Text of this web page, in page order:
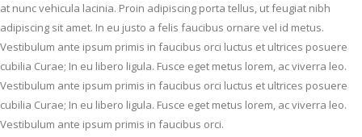
at nunc vehicula lacinia. Proin adipiscing porta tellus, ut feugiat nibh
adipiscing sit amet. In eu justo a felis faucibus ornare vel id metus.
Vestibulum ante ipsum primis in faucibus orci luctus et ultrices posuere
cubilia Curae; In eu libero ligula. Fusce eget metus lorem, ac viverra leo.
Vestibulum ante ipsum primis in faucibus orci luctus et ultrices posuere
cubilia Curae; In eu libero ligula. Fusce eget metus lorem, ac viverra leo.
Vestibulum ante ipsum primis in faucibus orci.